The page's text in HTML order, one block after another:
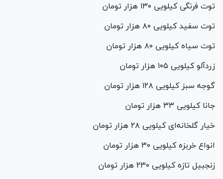
توت فرنگی کیلویی ۱۳۰ هزار تومان
توت سفید کیلویی ۸۰ هزار تومان
توت سیاه کیلویی ۸۰ هزار تومان
زردآلو کیلویی ۱۰۵ هزار تومان
گوجه سبز کیلویی ۱۲۸ هزار تومان
جانا کیلویی ۳۳ هزار تومان
خیار گلخانه‌ای کیلویی ۲۸ هزار تومان
انواع خربزه کیلویی ۳۰ هزار تومان
زنجبیل تازه کیلویی ۲۳۰ هزار تومان